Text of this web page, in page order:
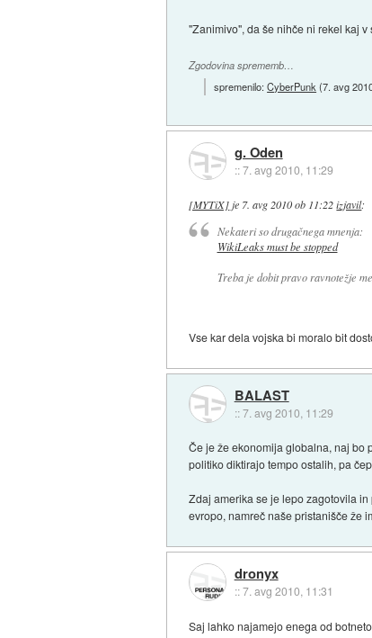
"Zanimivo", da še nihče ni rekel kaj v
Zgodovina sprememb…
spremenilo:CyberPunk (7. avg
g. Oden
::7. avg 2010, 11:29
[MYTiX] je 7. avg 2010 ob 11:22 izjavil:
Nekateri so drugačnega mnenja:
WikiLeaks must be stopped
Treba je dobit pravo ravnotežje
Vse kar dela vojska bi moralo bit
BALAST
::7. avg 2010, 11:29
Če je že ekonomija globalna, naj bo
politiko diktirajo tempo ostalih, pa
Zdaj amerika se je lepo zagotovila
evropo, namreč naše pristanišče že
dronyx
::7. avg 2010, 11:31
Saj lahko najamejo enega od